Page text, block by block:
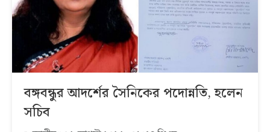
বঙ্গবন্ধুর আদর্শের সৈনিকের পদোন্নতি, হলেন
সচিব